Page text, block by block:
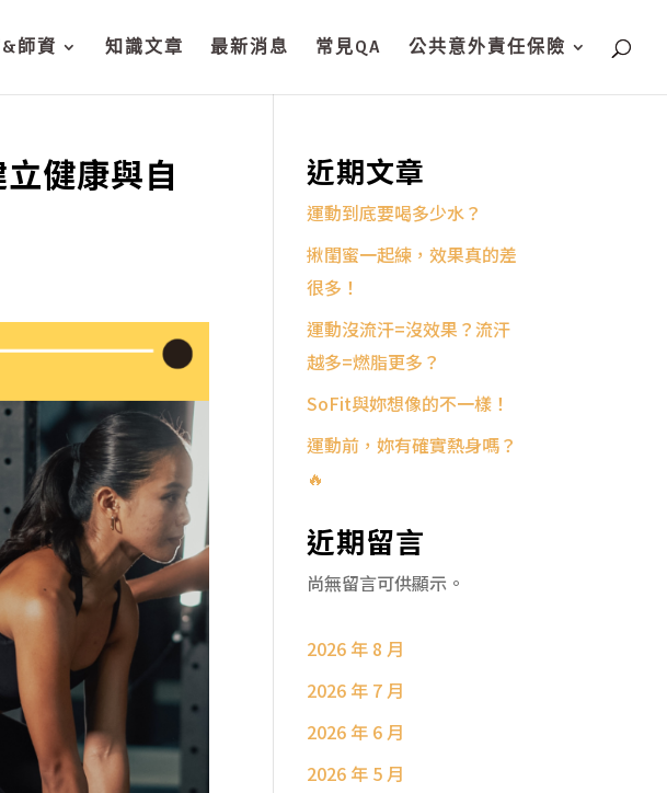
師資 知識文章 最新消息 常見QA 公共意外責任保險
健康與自 近期文章
運動到底要喝多少水？
揪閨蜜一起練，效果真的差
很多！
運動沒流汗=沒效果？流汗
越多=燃脂更多？
SoFit與妳想像的不一樣！
運動前，妳有確實熱身嗎？
🔥
近期留言
尚無留言可供顯示。
2026 年 8 月
2026 年 7 月
2026 年 6 月
2026 年 5 月